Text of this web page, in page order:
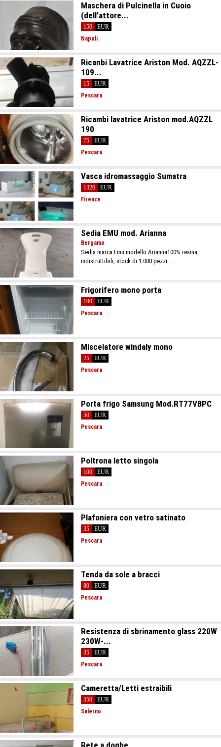
Maschera di Pulcinella in Cuoio
(dell’attore...
150
EUR
Napoli
Ricanbi Lavatrice Ariston Mod. AQZZL-
109...
15
EUR
Pescara
Ricambi lavatrice Ariston mod.AQZZL
190
75
EUR
Pescara
Vasca idromassaggio Sumatra
1320
EUR
Firenze
Sedia EMU mod. Arianna
Bergamo
Sedia marca Emu modello Arianna100% resina,
indistruttibili, stock di 1.000 pezzi...
Frigorifero mono porta
100
EUR
Pescara
Miscelatore windaly mono
25
EUR
Pescara
Porta frigo Samsung Mod.RT77VBPC
50
EUR
Pescara
Poltrona letto singola
100
EUR
Pescara
Plafoniera con vetro satinato
35
EUR
Pescara
Tenda da sole a bracci
80
EUR
Pescara
Resistenza di sbrinamento glass 220W
230W-...
35
EUR
Pescara
Cameretta/Letti estraibili
350
EUR
Salerno
Rete a doghe